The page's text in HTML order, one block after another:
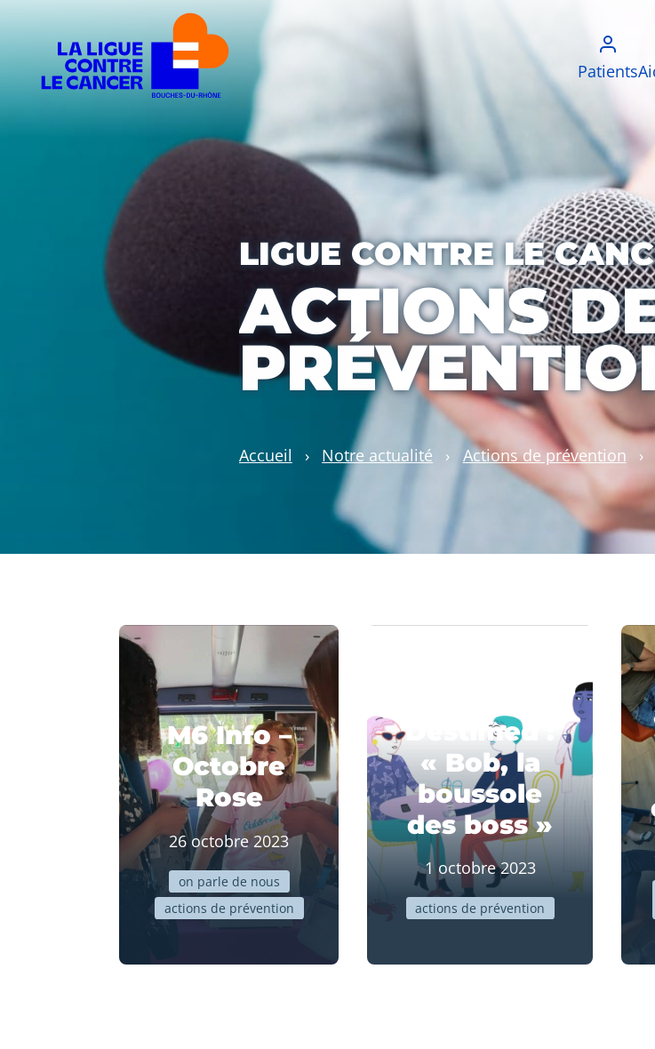
Patients
LIGUE CONTRE LE
ACTIONS
Accueil › Notre actualité › Actions de prévention ›
M6 Info –
Octobre
Rose
26 octobre 2023
on parle de nous
actions de prévention
Destimed :
« Bob, la
boussole
des boss »
1 octobre 2023
actions de prévention